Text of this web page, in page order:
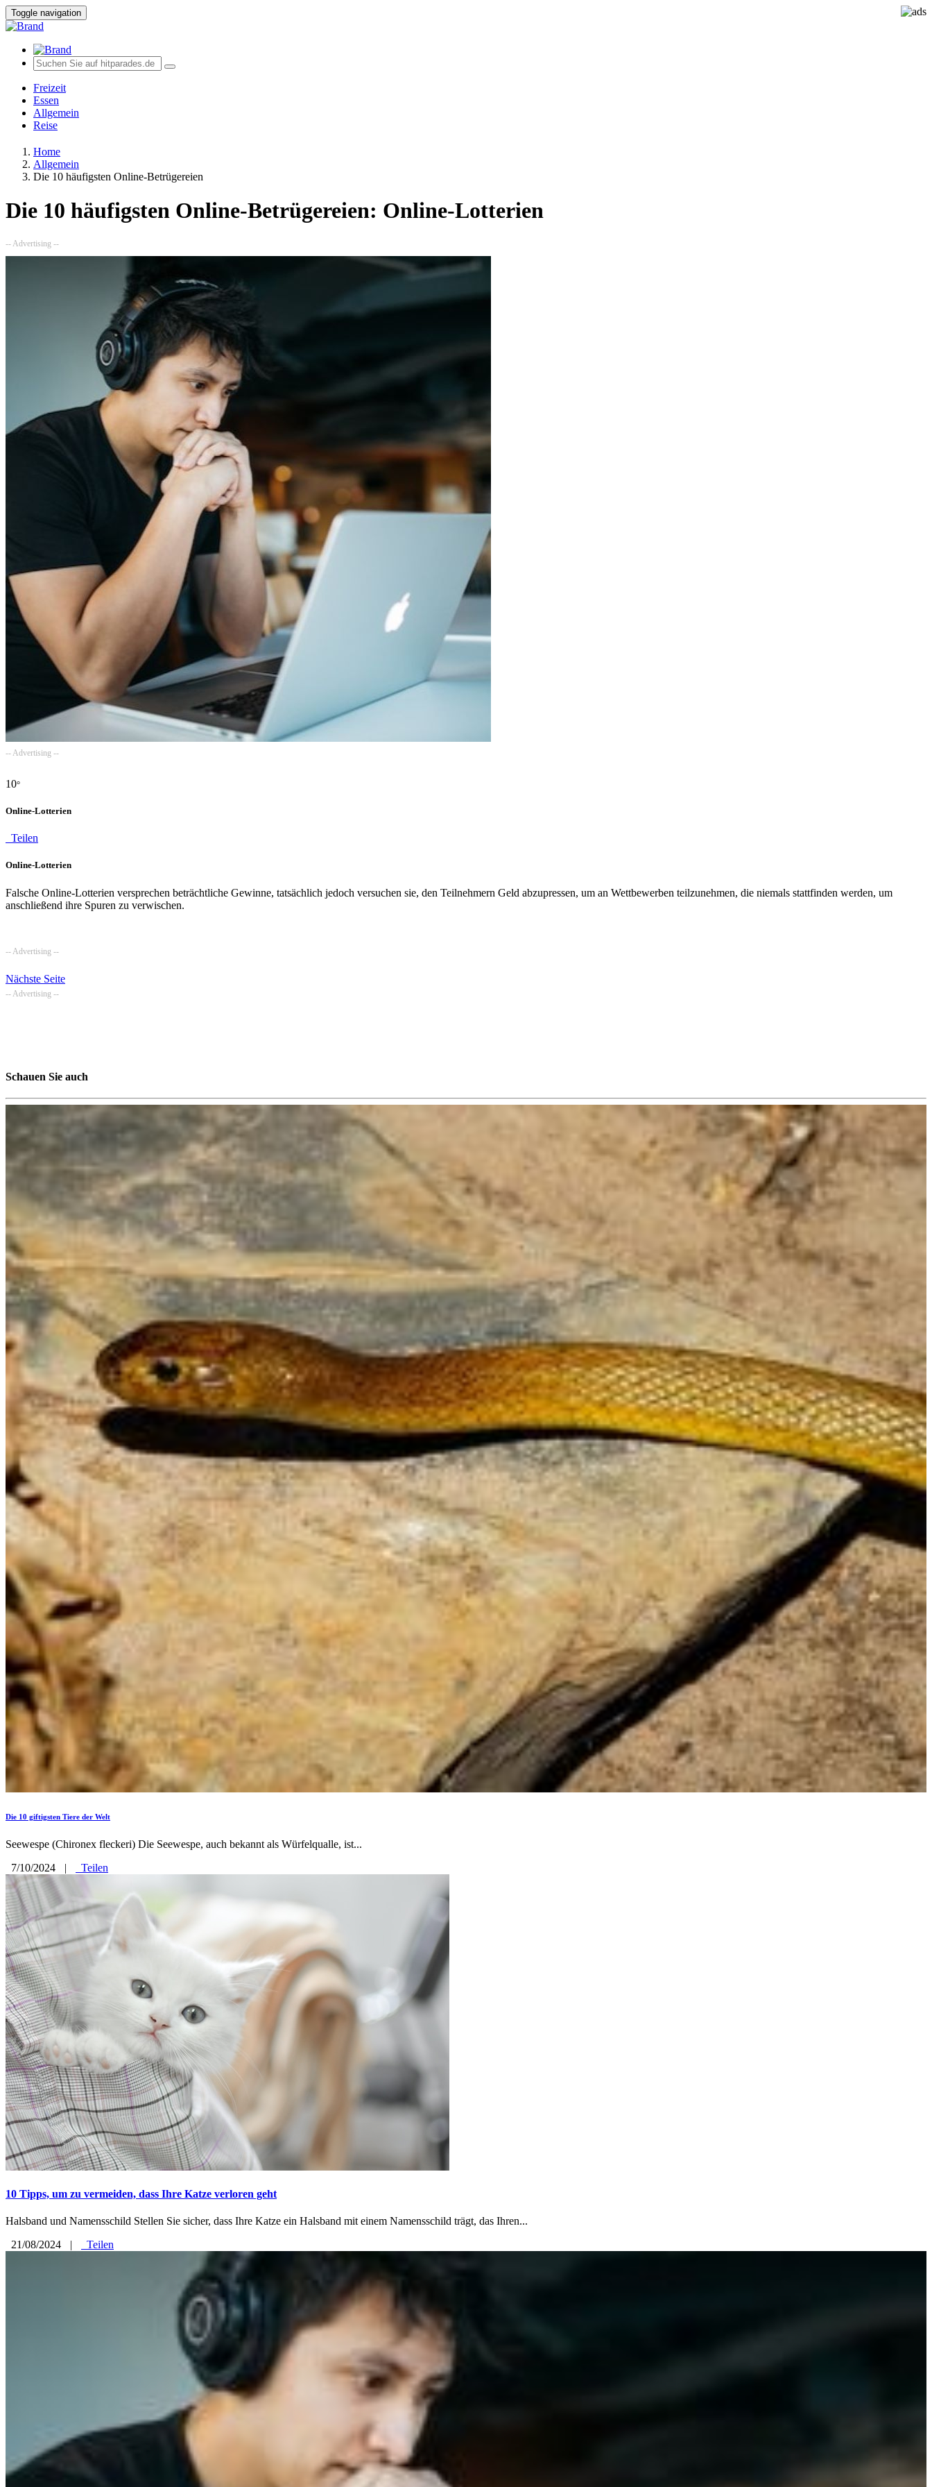
Toggle navigation
Freizeit
Essen
Allgemein
Reise
Home
Allgemein
Die 10 häufigsten Online-Betrügereien
Die 10 häufigsten Online-Betrügereien: Online-Lotterien
-- Advertising --
-- Advertising --
10°
Online-Lotterien
Teilen
Online-Lotterien
Falsche Online-Lotterien versprechen beträchtliche Gewinne, tatsächlich jedoch versuchen sie, den Teilnehmern Geld abzupressen, um an Wettbewerben teilzunehmen, die niemals stattfinden werden, um
anschließend ihre Spuren zu verwischen.
-- Advertising --
Nächste Seite
-- Advertising --
Schauen Sie auch
Die 10 giftigsten Tiere der Welt
Seewespe (Chironex fleckeri) Die Seewespe, auch bekannt als Würfelqualle, ist...
7/10/2024
| Teilen
10 Tipps, um zu vermeiden, dass Ihre Katze verloren geht
Halsband und Namensschild Stellen Sie sicher, dass Ihre Katze ein Halsband mit einem Namensschild trägt, das Ihren...
21/08/2024
| Teilen